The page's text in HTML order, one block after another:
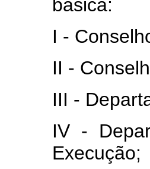
básica:
I -
II -
III -
IV -
Execução;